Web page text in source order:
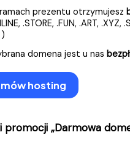
prezentu otrzymujesz
.STORE, .FUN, .ART, .XYZ,
domena jest u nas
hosting
promocji „Darmowa